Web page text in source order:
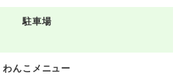
駐車場
わんこメニュー